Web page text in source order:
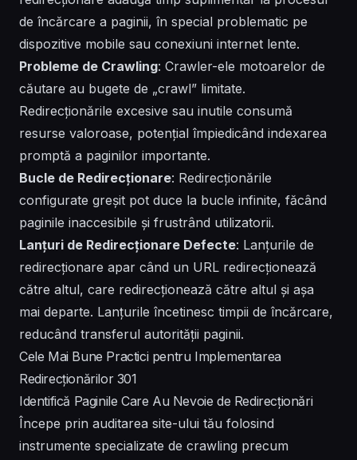
de încărcare a paginii, în special problematic pe
dispozitive mobile sau conexiuni internet lente.
Probleme de Crawling: Crawler-ele motoarelor de
căutare au bugete de „crawl” limitate.
Redirecționările excesive sau inutile consumă
resurse valoroase, potențial împiedicând indexarea
promptă a paginilor importante.
Bucle de Redirecționare: Redirecționările
configurate greșit pot duce la bucle infinite, făcând
paginile inaccesibile și frustrând utilizatorii.
Lanțuri de Redirecționare Defecte: Lanțurile de
redirecționare apar când un URL redirecționează
către altul, care redirecționează către altul și așa
mai departe. Lanțurile încetinesc timpii de încărcare,
reducând transferul autorității paginii.
Cele Mai Bune Practici pentru Implementarea
Redirecționărilor 301
Identifică Paginile Care Au Nevoie de Redirecționări
Începe prin auditarea site-ului tău folosind
instrumente specializate de crawling precum